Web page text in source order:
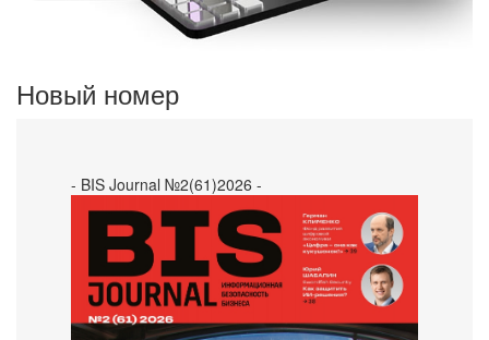
Новый номер
- BIS Journal №2(61)2026 -